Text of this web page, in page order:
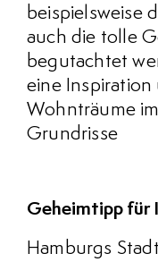
beispielsweise
auch die tolle
begutachtet
eine
Wohnträume
Grundrisse
Geheimtipp für
Hamburgs